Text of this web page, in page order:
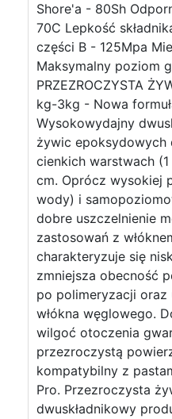
Shore'a - 80Sh
70C Lepkość
części B - 125Mpa
Maksymalny poziom
PRZEZROCZYSTA
kg-3kg - Nowa
Wysokowydajny
żywic epoksydowych
cienkich warstwach
cm. Oprócz wysokiej
wody) i
dobre uszczelnienie
zastosowań z
charakteryzuje się
zmniejsza obecność
po polimeryzacji oraz
włókna węglowego.
wilgoć otoczenia
przezroczystą
kompatybilny z
Pro. Przezroczysta
dwuskładnikowy